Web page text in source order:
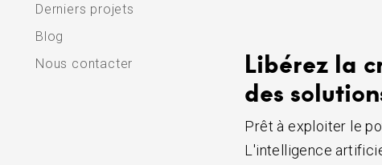
Derniers projets
Blog
Nous contacter
Libérez la
des
Prêt à exploiter le
L'intelligence